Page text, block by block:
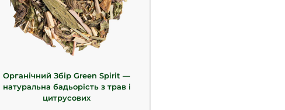
Органічний Збір Green Spirit —
натуральна бадьорість з трав і
цитрусових